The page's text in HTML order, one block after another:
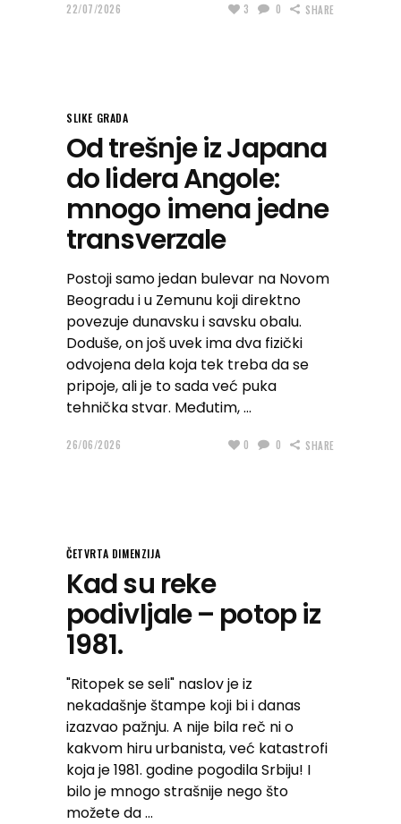
22/07/2026 3 0 SHARE
SLIKE GRADA
Od trešnje iz Japana
do lidera Angole:
mnogo imena jedne
transverzale
Postoji samo jedan bulevar na Novom
Beogradu i u Zemunu koji direktno
povezuje dunavsku i savsku obalu.
Doduše, on još uvek ima dva fizički
odvojena dela koja tek treba da se
pripoje, ali je to sada već puka
tehnička stvar. Međutim,
26/06/2026 0 0 SHARE
ČETVRTA DIMENZIJA
Kad su reke
podivljale – potop iz
1981.
"Ritopek se seli" naslov je iz
nekadašnje štampe koji bi i danas
izazvao pažnju. A nije bila reč ni o
kakvom hiru urbanista, već katastrofi
koja je 1981. godine pogodila Srbiju! I
bilo je mnogo strašnije nego što
možete da